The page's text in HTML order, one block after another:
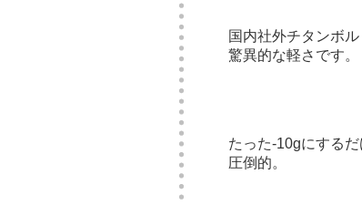
国内社外チタンボ
驚異的な軽さです。
たった-10gにする
圧倒的。